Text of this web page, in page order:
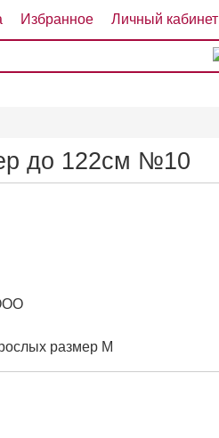
Избранное Личный кабинет
до 122см №10
размер М